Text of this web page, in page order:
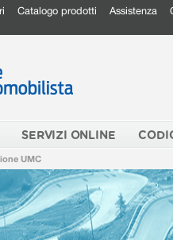
Catalogo prodotti Assistenza
SERVIZI ONLINE
UMC